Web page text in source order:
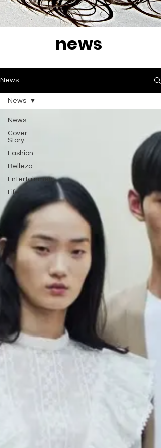
news
News
News
Cover
Story
Fashion
Belleza
Entertainment
Life
News